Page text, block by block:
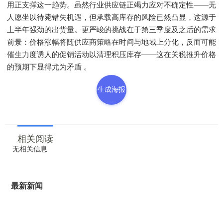
用正支撑这一趋势。虽然行业供应链正竭力应对不确定性——无
人愿坐以待毙错失机遇，但承载高库存的风险已然凸显，这源于
上半年强劲的出货量。更严峻的挑战在于第三季度及之后的需求
前景：价格涨幅将随供应商策略在时间与地域上分化，反而可能
催生力度诱人的促销活动以清理积压库存——这在关税推升价格
的预期下显得尤为矛盾 。
生成海报
相关阅读
无相关信息
最新新闻